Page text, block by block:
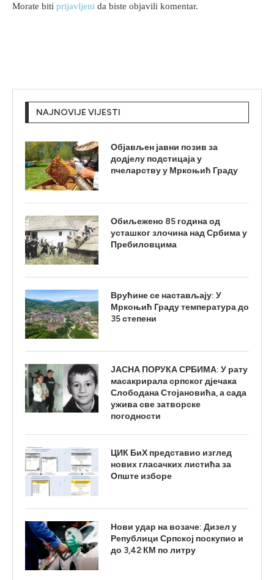
Morate biti prijavljeni da biste objavili komentar.
NAJNOVIJE VIJESTI
Објављен јавни позив за
додјелу подстицаја у
пчеларству у Мркоњић Граду
Обиљежено 85 година од
усташког злочина над Србима у
Пребиловцима
Врућине се настављају: У
Мркоњић Граду температура до
35 степени
ЈАСНА ПОРУКА СРБИМА: У рату
масакрирала српског дјечака
Слободана Стојановића, а сада
ужива све затворске
погодности
ЦИК БиХ представио изглед
нових гласачких листића за
Опште изборе
Нови удар на возаче: Дизел у
Републици Српској поскупио и
до 3,42 КМ по литру